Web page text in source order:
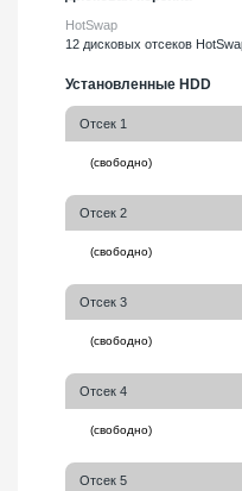
HotSwap
12 дисковых отсеков
Установленные HDD
Отсек 1
Отсек 2
Отсек 3
Отсек 4
Отсек 5